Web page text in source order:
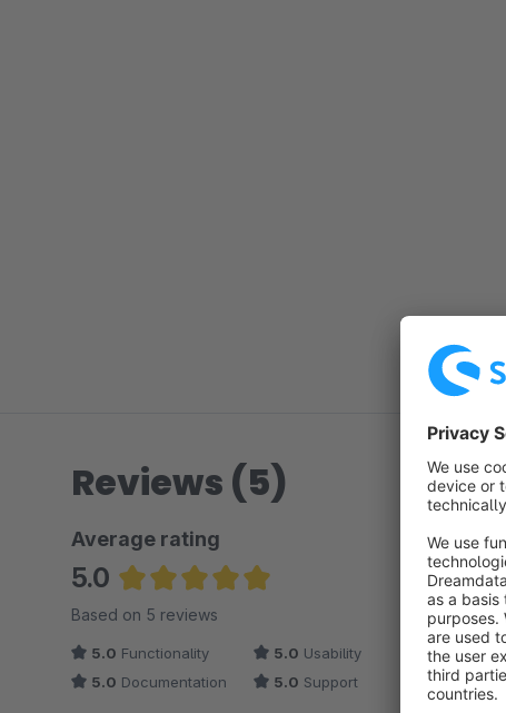
Reviews (5)
Average rating
5.0
Average rating of 5 out of 5 stars
Based on 5 reviews
5.0 Functionality 5.0 Usability
5.0 Documentation 5.0 Support